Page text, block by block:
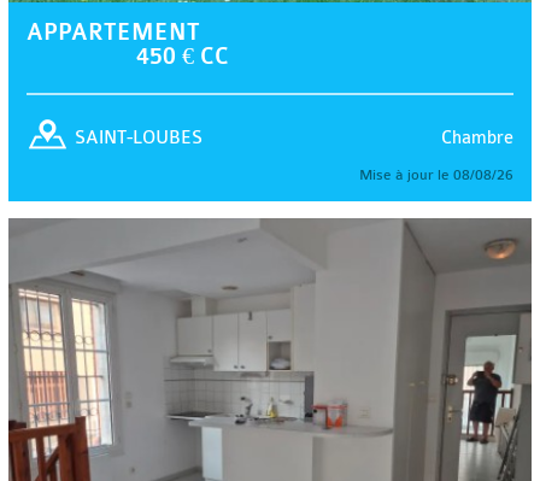
APPARTEMENT
450 € CC
Chambre
SAINT-LOUBES
Mise à jour le 08/08/26